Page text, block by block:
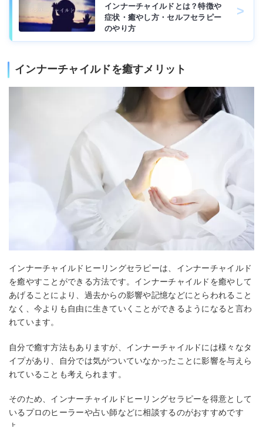
インナーチャイルドとは？特徴や
症状・癒やし方・セルフセラピー
のやり方
インナーチャイルドを癒すメリット
インナーチャイルドヒーリングセラピーは、インナーチャイルド
を癒やすことができる方法です。インナーチャイルドを癒やして
あげることにより、過去からの影響や記憶などにとらわれること
なく、今よりも自由に生きていくことができるようになると言わ
れています。
自分で癒す方法もありますが、インナーチャイルドには様々なタ
イプがあり、自分では気がついていなかったことに影響を与えら
れていることも考えられます。
そのため、インナーチャイルドヒーリングセラピーを得意として
いるプロのヒーラーや占い師などに相談するのがおすすめです